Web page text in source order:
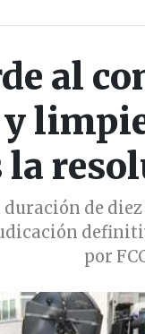
al
de
por